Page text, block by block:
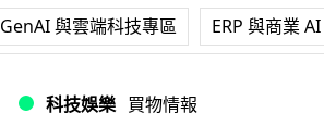
GenAI 與雲端科技專區 ERP 與商業
科技娛樂 買物情報